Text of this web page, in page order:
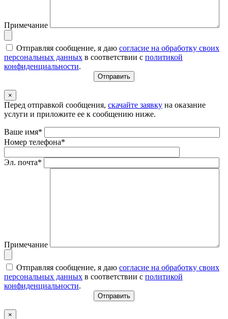
Примечание
Отправляя сообщение, я даю согласие на обработку своих
персональных данных в соответствии с политикой
конфиденциальности.
×
Перед отправкой сообщения, скачайте заявку на оказание
услуги и приложите ее к сообщению ниже.
Ваше имя*
Номер телефона*
Эл. почта*
Примечание
Отправляя сообщение, я даю согласие на обработку своих
персональных данных в соответствии с политикой
конфиденциальности.
×